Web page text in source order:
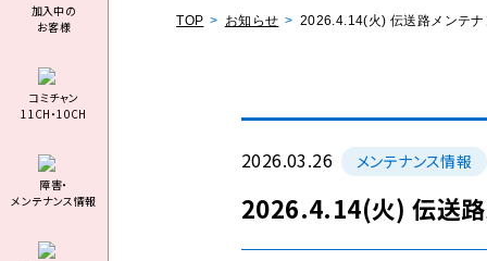
料金シミ
加⼊中の
お客様
コミチャン
11CH・10CH
障害・
メンテナンス情報
TOP お知らせ 2026.4.14(火) 伝送路メンテ
2026.03.26 メンテナンス情報
2026.4.14(火) 伝送路